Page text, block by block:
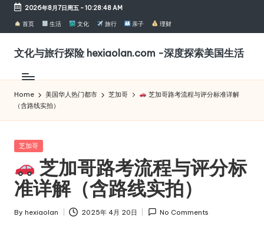
Skip
content
2026年8月7日周五-10:28:49 AM
首页 生活 文化 旅行 亲子 理财
文化与旅行探险 hexiaolan.com -深度探索美国生活
焦
文
化
活
旅
探
险
美
Home 美国华人热门都市 芝加哥
芝加哥路考流程与评分标准详解
（含路线实拍）
Posted
芝加哥
芝加哥路考流程与评分标
准详解（含路线实拍）
Posted
By hexiaolan 2025年 4月 20日 No Comments